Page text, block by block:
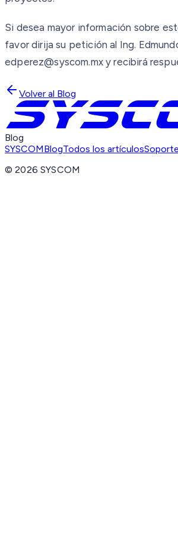
Si desea mayor información sobre
favor dirija su petición al Ing.
edperez@syscom.mx y recibirá
Volver al Blog
Blog
SYSCOMBlogTodos los artículosSoporte
©2026 SYSCOM